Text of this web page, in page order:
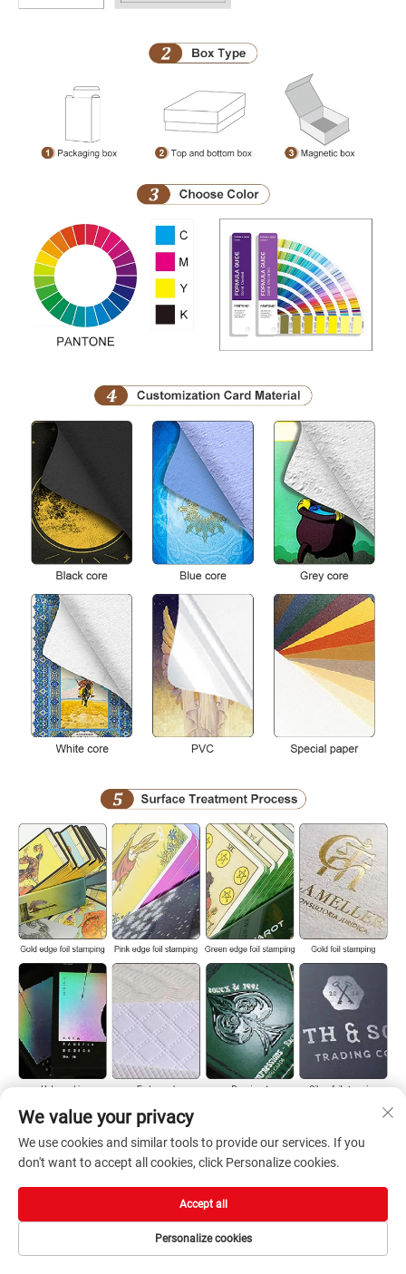
We value your privacy
We use cookies and similar tools to provide our services. If you
don't want to accept all cookies, click Personalize cookies.
Personalize cookies
Accept all